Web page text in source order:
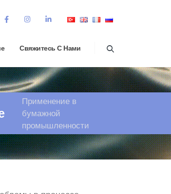
Свяжитесь С Нами
Применение в
бумажной
промышленности